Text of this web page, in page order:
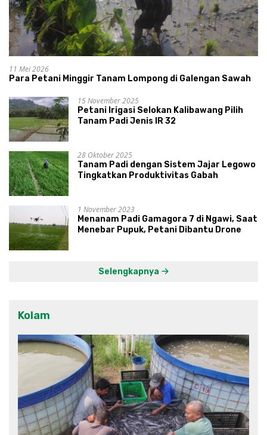
11 Mei 2026
Para Petani Minggir Tanam Lompong di Galengan Sawah
15 November 2025
Petani Irigasi Selokan Kalibawang Pilih
Tanam Padi Jenis IR 32
28 Oktober 2025
Tanam Padi dengan Sistem Jajar Legowo
Tingkatkan Produktivitas Gabah
1 November 2023
Menanam Padi Gamagora 7 di Ngawi, Saat
Menebar Pupuk, Petani Dibantu Drone
Selengkapnya
Kolam